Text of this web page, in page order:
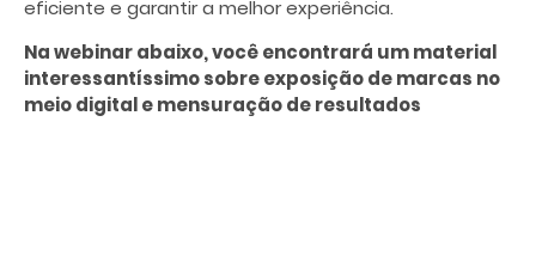
eficiente e garantir a melhor experiência.
Na webinar abaixo, você encontrará um material
interessantíssimo sobre exposição de marcas no
meio digital e mensuração de resultados